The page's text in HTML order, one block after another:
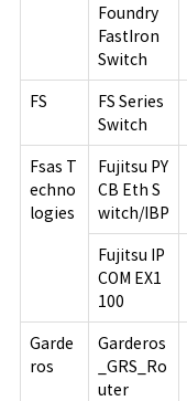
Foundry
FastIron
Switch
FS
FS Series
Switch
Fsas T
echno
logies
Fujitsu PY
CB Eth S
witch/IBP
Fujitsu IP
COM EX1
100
Garde
ros
Garderos
_GRS_Ro
uter